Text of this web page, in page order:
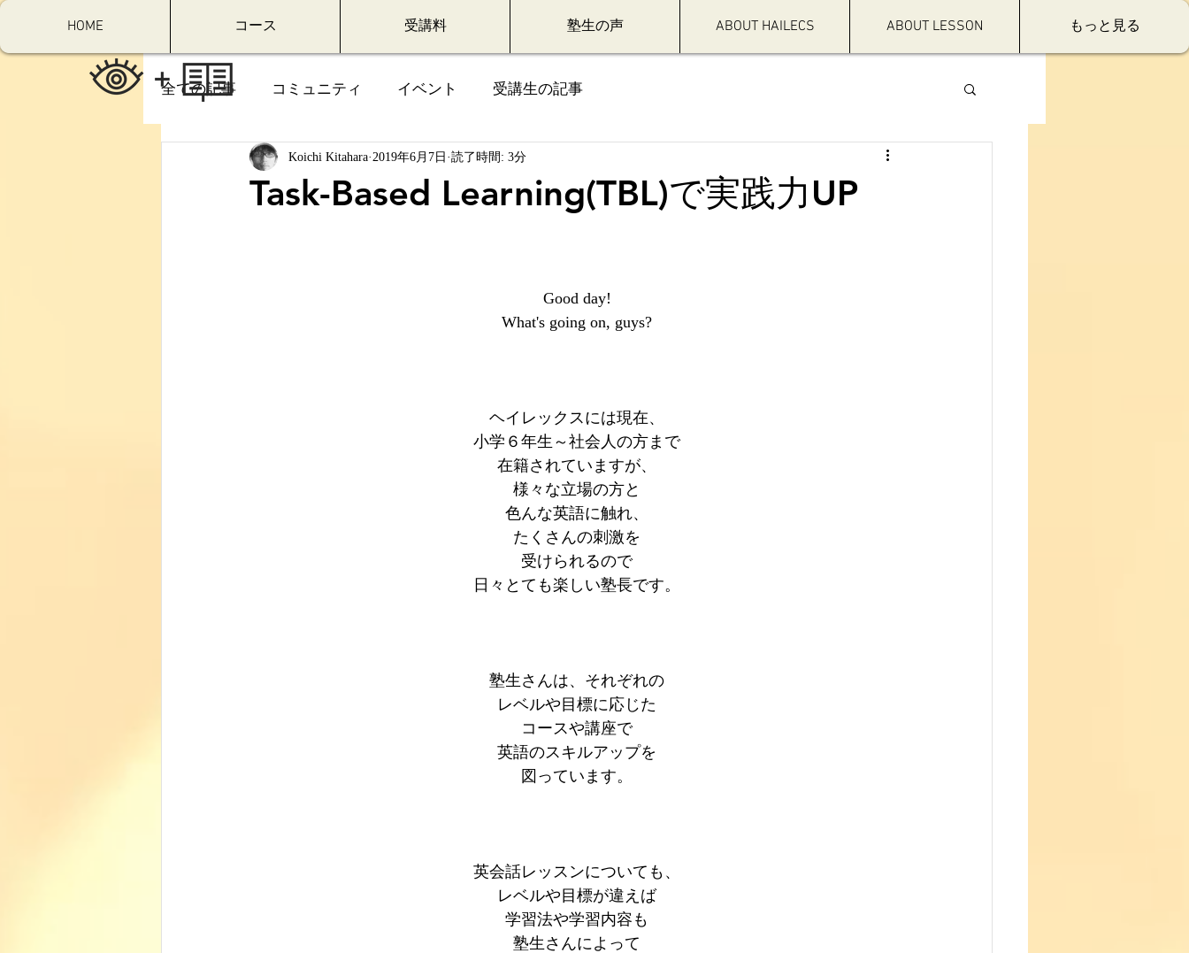
HOME コース 受講料 塾生の声 ABOUT HAILECS ABOUT LESSON もっと見る
全ての記事 コミュニティ イベント 受講生の記事
Task-Based Learning(TBL)で実践力UP
Koichi Kitahara 2019年6月7日 読了時間: 3分
Good day!
What's going on, guys?
ヘイレックスには現在、
小学６年生～社会人の方まで
在籍されていますが、
様々な立場の方と
色んな英語に触れ、
たくさんの刺激を
受けられるので
日々とても楽しい塾長です。
塾生さんは、それぞれの
レベルや目標に応じた
コースや講座で
英語のスキルアップを
図っています。
英会話レッスンについても、
レベルや目標が違えば
学習法や学習内容も
塾生さんによって